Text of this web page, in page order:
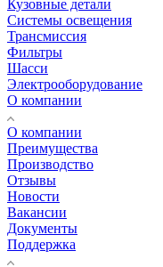
Кузовные детали
Системы освещения
Трансмиссия
Фильтры
Шасси
Электрооборудование
О компании
О компании
Преимущества
Производство
Отзывы
Новости
Вакансии
Документы
Поддержка